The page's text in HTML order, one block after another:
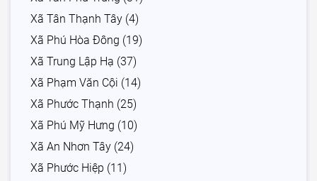
Xã Tân Thạnh Tây (4)
Xã Phú Hòa Đông (19)
Xã Trung Lập Hạ (37)
Xã Phạm Văn Cội (14)
Xã Phước Thạnh (25)
Xã Phú Mỹ Hưng (10)
Xã An Nhơn Tây (24)
Xã Phước Hiệp (11)